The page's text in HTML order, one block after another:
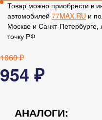
Товар можно приобрести в
автомобилей 77MAX.RU и
Москве и Санкт-Петербурге,
точку РФ
1060 ₽
954 ₽
АНАЛОГИ: